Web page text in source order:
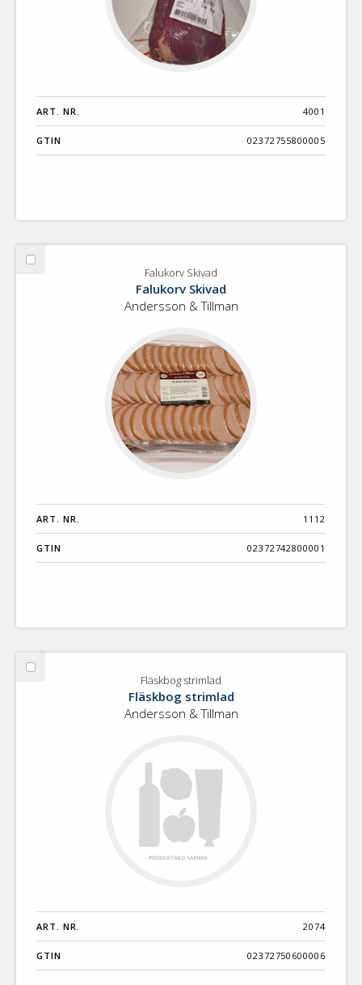
ART. NR. 4001
GTIN 02372755800005
Välj
Falukorv Skivad
Falukorv Skivad
Andersson & Tillman
ART. NR. 1112
GTIN 02372742800001
Välj
Fläskbog strimlad
Fläskbog strimlad
Andersson & Tillman
ART. NR. 2074
GTIN 02372750600006